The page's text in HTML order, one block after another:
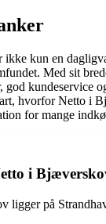
kun en
Med sit
god kundeservice
hvorfor Netto i
for mange
i
ligger på